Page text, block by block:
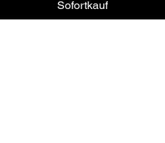
Sofortkauf